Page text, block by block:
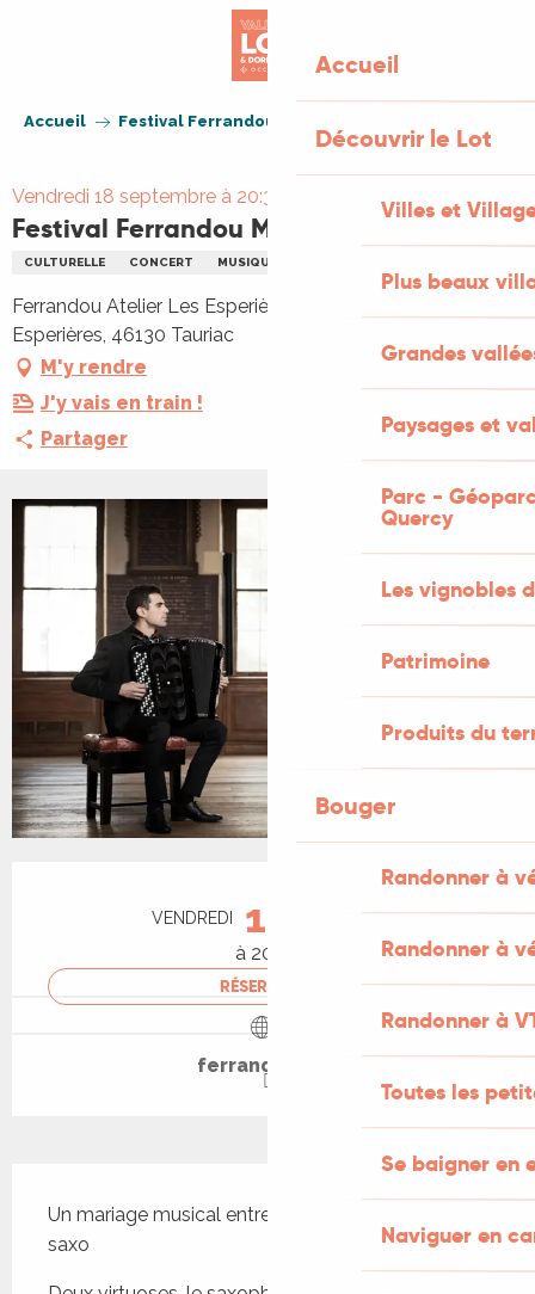
Accueil
Découvrir le Lot
Villes et
Plus beaux
Grandes
Paysages et
Parc -
Quercy
Les vignobles
Patrimoine
Produits du
Bouger
Randonner à
Randonner à
Randonner à
Toutes les
Se baigner en
Naviguer en
Accueil Festival Ferrandou Musique - MZ Duo
Vendredi 18 septembre à 20:30
Festival Ferrandou Musique - MZ Duo
CULTURELLE CONCERT MUSIQUE
Ferrandou Atelier Les Esperières, Ferrandou Atelier, Les
Esperières, 46130 Tauriac
M'y rendre
J'y vais en train !
Partager
Ouverture et coordonnées
VENDREDI 18 SEPTEMBRE
à 20:30
RÉSERVER
ferrandou.org
Un mariage musical entre un accordéon et un
saxo